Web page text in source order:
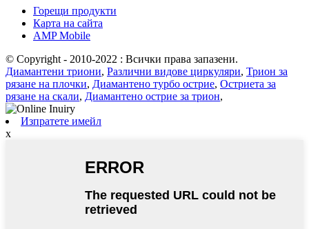
Горещи продукти
Карта на сайта
AMP Mobile
© Copyright - 2010-2022 : Всички права запазени.
Диамантени триони, Различни видове циркуляри, Трион за
рязане на плочки, Диамантено турбо острие, Остриета за
рязане на скали, Диамантено острие за трион,
Изпратете имейл
x